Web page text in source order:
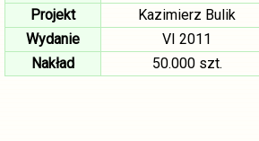
Projekt
Kazimierz Bulik
Wydanie
VI 2011
Nakład
50.000 szt.